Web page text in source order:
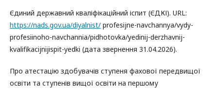
Єдиний державний кваліфікаційний іспит (ЄДКІ). URL:
https://nads.gov.ua/diyalnist/ profesijne-navchannya/vydy-
profesiinoho-navchannia/pidhotovka/yedinij-derzhavnij-
kvalifikacijnijispit-yedki (дата звернення 31.04.2026).
Про атестацію здобувачів ступеня фахової передвищої
освіти та ступенів вищої освіти на першому